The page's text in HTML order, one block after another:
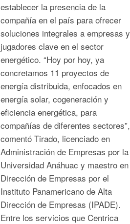
establecer la presencia de la
compañía en el país para ofrecer
soluciones integrales a empresas y
jugadores clave en el sector
energético. “Hoy por hoy, ya
concretamos 11 proyectos de
energía distribuida, enfocados en
energía solar, cogeneración y
eficiencia energética, para
compañías de diferentes sectores”,
comentó Tirado, licenciado en
Administración de Empresas por la
Universidad Anáhuac y maestro en
Dirección de Empresas por el
Instituto Panamericano de Alta
Dirección de Empresas (IPADE).
Entre los servicios que Centrica